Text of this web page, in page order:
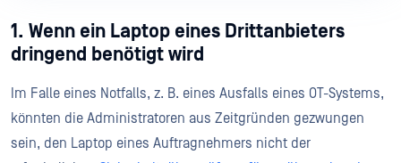
1. Wenn ein Laptop eines Drittanbieters
dringend benötigt wird
Im Falle eines Notfalls, z. B. eines Ausfalls eines OT-Systems,
könnten die Administratoren aus Zeitgründen gezwungen
sein, den Laptop eines Auftragnehmers nicht der